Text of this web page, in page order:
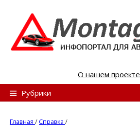
n
О нашем проекте
Рубрики
Главная /Справка /